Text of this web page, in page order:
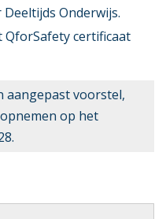
Onderwijs.
QforSafety certificaat
aangepast voorstel,
op het